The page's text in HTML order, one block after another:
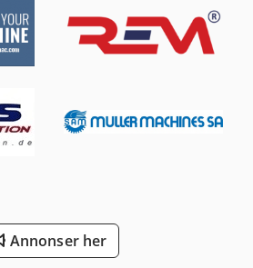
5 000 m/min
, matingshastighet Y-
Z-akse:5 000 m/min,
1 600 o/min, spindelhastighet
600 mm
, total lengde:4 900 mm, type
, rotasjonshastighet (maks.):
TNC 155 zayer BF3 3000
zayer BF3 3000 HEIDENHAIN TNC 355
kan demonstreres under
Annonser her